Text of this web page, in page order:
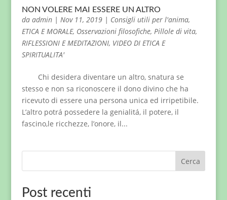
NON VOLERE MAI ESSERE UN ALTRO
da admin| Nov 11, 2019| Consigli utili per l'anima,
ETICA E MORALE, Osservazioni filosofiche, Pillole di vita,
RIFLESSIONI E MEDITAZIONI, VIDEO DI ETICA E
SPIRITUALITA'
Chi desidera diventare un altro, snatura se
stesso e non sa riconoscere il dono divino che ha
ricevuto di essere una persona unica ed irripetibile.
L’altro potrá possedere la genialitá, il potere, il
fascino,le ricchezze, l’onore, il...
Cerca
Post recenti